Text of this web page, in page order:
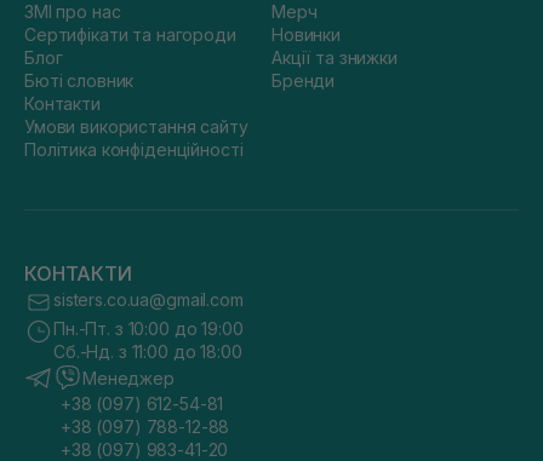
ЗМІ про нас
Сертифікати та нагороди
Блог
Бюті словник
Контакти
Умови використання сайту
Політика конфіденційності
Мерч
Новинки
Акції та знижки
Бренди
КОНТАКТИ
sisters.co.ua@gmail.com
Пн.-Пт. з 10:00 до 19:00
Сб.-Нд. з 11:00 до 18:00
Менеджер
+38 (097) 612-54-81
+38 (097) 788-12-88
+38 (097) 983-41-20